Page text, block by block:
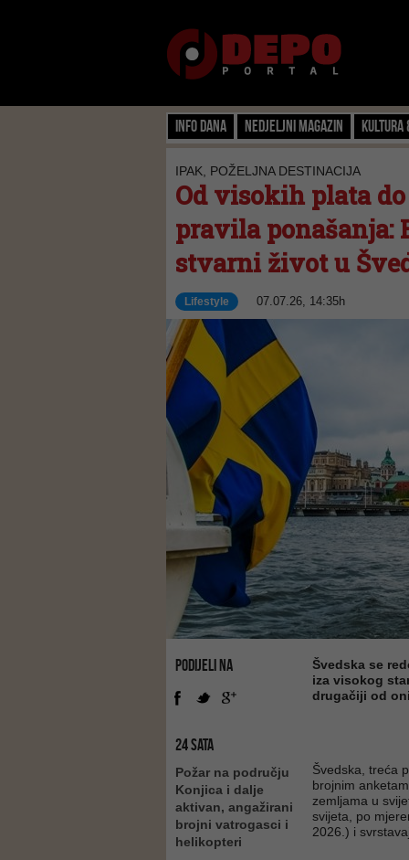
Info dana Nedjeljni magazin Kultura
IPAK, POŽELJNA DESTINACIJA
Od visokih plata
pravila ponašanja:
stvarni život u
Lifestyle 07.07.26, 14:35h
PODIJELI NA
24 SATA
Požar na području
Konjica i dalje
aktivan, angažirani
brojni vatrogasci i
helikopteri
Švedska se
iza visokog
drugačiji od
Švedska, treća
brojnim
zemljama u
svijeta, po
2026.) i